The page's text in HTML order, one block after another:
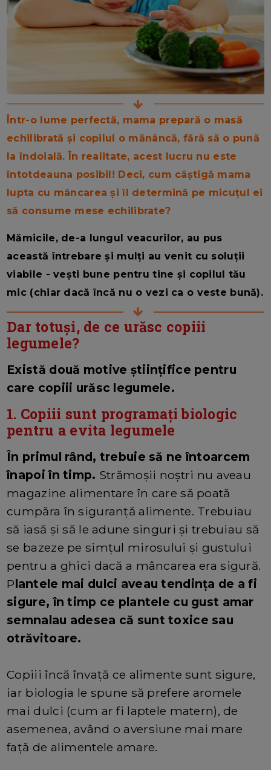
Într-o lume perfectă, mama prepară o masă
echilibrată și copilul o mănâncă, fără să o pună
la îndoială. În realitate, acest lucru nu este
întotdeauna posibil! Deci, cum câștigă mama
lupta cu mâncarea și îl determină pe micuțul ei
să consume mese echilibrate?
Mămicile, de-a lungul veacurilor, au pus
această întrebare și mulți au venit cu soluții
viabile - vești bune pentru tine și copilul tău
mic (chiar dacă încă nu o vezi ca o veste bună).
Dar totuși, de ce urăsc copiii
legumele?
Există două motive științifice pentru
care copiii urăsc legumele.
1. Copiii sunt programați biologic
pentru a evita legumele
În primul rând, trebuie să ne întoarcem
înapoi în timp. Strămoșii noștri nu aveau
magazine alimentare în care să poată
cumpăra în siguranță alimente. Trebuiau
să iasă și să le adune singuri și trebuiau să
se bazeze pe simțul mirosului și gustului
pentru a ghici dacă a mâncarea era sigură.
Plantele mai dulci aveau tendința de a fi
sigure, în timp ce plantele cu gust amar
semnalau adesea că sunt toxice sau
otrăvitoare.
Copiii încă învață ce alimente sunt sigure,
iar biologia le spune să prefere aromele
mai dulci (cum ar fi laptele matern), de
asemenea, având o aversiune mai mare
față de alimentele amare.